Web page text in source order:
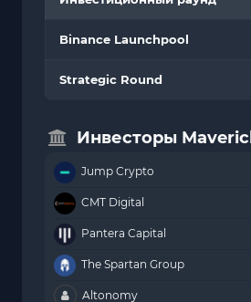
Binance Launchpool
Strategic Round
Инвесторы
Jump Crypto
CMT Digital
Pantera Capital
The Spartan Group
Altonomy